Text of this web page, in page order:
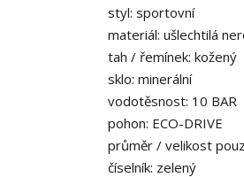
styl: sportovní
materiál: ušlechtilá
tah / řemínek: kožený
sklo: minerální
vodotěsnost: 10 BAR
pohon: ECO-DRIVE
průměr / velikost
číselník: zelený